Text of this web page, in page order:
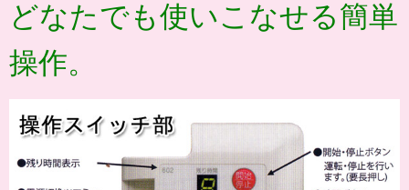
どなたでも使いこなせる簡単
操作。